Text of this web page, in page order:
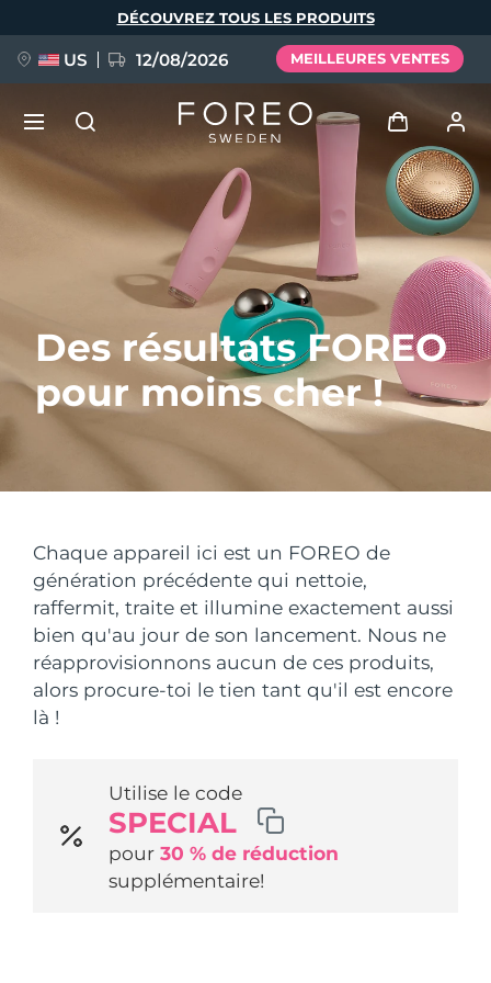
Des résultats FOREO
pour moins cher !
Chaque appareil ici est un FOREO de
génération précédente qui nettoie,
raffermit, traite et illumine exactement aussi
bien qu'au jour de son lancement. Nous ne
réapprovisionnons aucun de ces produits,
alors procure-toi le tien tant qu'il est encore
là !
Utilise le code
SPECIAL
pour30 % de réduction
supplémentaire!
DÉCOUVREZ TOUS LES PRODUITS
US 12/08/2026 MEILLEURES VENTES
Se connecter
Profil de l'utilisateur
Mes appareils
Mes commandes
Mes adresses
Mes abonnements
NOUVEAU
FAQ™ Pure Beauty-Tech Elixir
BREAKING NEWS
FAQ™ Dual LED Panel
POPULAIRE
Offres spéciales
Langue
Deutsch
Español
Français
Italiano
Português
Svenska
Русский
Türkçe
繁體中文
Pays de livraison
États-Unis Livraison estimée12/08/2026
Royaume-Uni Livraison estimée11/08/2026
Espagne Livraison estimée11/08/2026
Australie
Allemagne Livraison estimée
Livraison estimée